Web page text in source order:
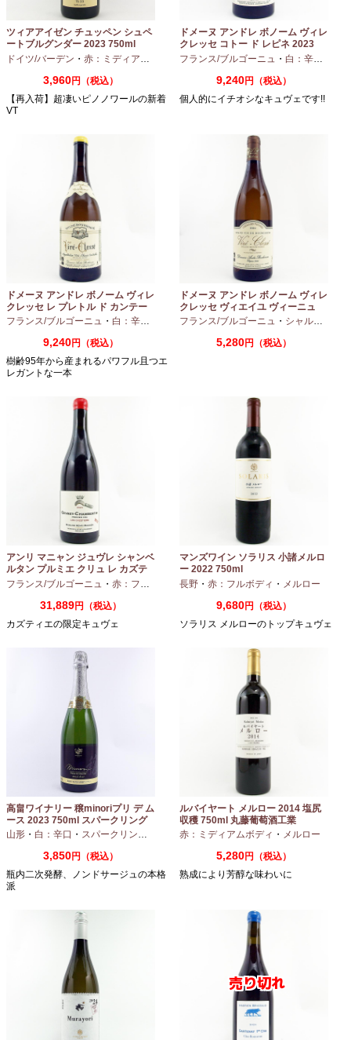
ツィアアイゼン チュッペン シュペ
ートブルグンダー 2023 750ml
ドイツ/バーデン ・ 赤：ミディアムボディ ・ピノノワール
3,960円（税込）
【再入荷】超凄いピノノワールの新着
VT
ドメーヌ アンドレ ボノーム ヴィレ
クレッセ コトー ド レピネ 2023
750ml
フランス/ブルゴーニュ ・ 白：辛口
9,240円（税込）
個人的にイチオシなキュヴェです!!
ドメーヌ アンドレ ボノーム ヴィレ
クレッセ レ プレトル ド カンテー
ヌ 2023 750ml
フランス/ブルゴーニュ ・ 白：辛口 シャルドネ
9,240円（税込）
樹齢95年から産まれるパワフル且つエ
レガントな一本
ドメーヌ アンドレ ボノーム ヴィレ
クレッセ ヴィエイユ ヴィーニュ
2024 750ml
フランス/ブルゴーニュ ・ シャルドネ
5,280円（税込）
アンリ マニャン ジュヴレ シャンベ
ルタン プルミエ クリュ レ カズテ
ィエ エルバージュ 24 モワ 2023
フランス/ブルゴーニュ ・ 赤：フルボディ ・ピノノワール
31,889円（税込）
カズティエの限定キュヴェ
マンズワイン ソラリス 小諸メルロ
ー 2022 750ml
長野 ・ 赤：フルボディ ・ メルロー
9,680円（税込）
ソラリス メルローのトップキュヴェ
高畠ワイナリー 穣minoriプリ デ ム
ース 2023 750ml スパークリング
ワイン
山形 ・ 白：辛口 ・ スパークリングワイン ・シャルドネ
3,850円（税込）
瓶内二次発酵、ノンドサージュの本格
派
ルバイヤート メルロー 2014 塩尻
収穫 750ml 丸藤葡萄酒工業
赤：ミディアムボディ ・ メルロー
5,280円（税込）
熟成により芳醇な味わいに